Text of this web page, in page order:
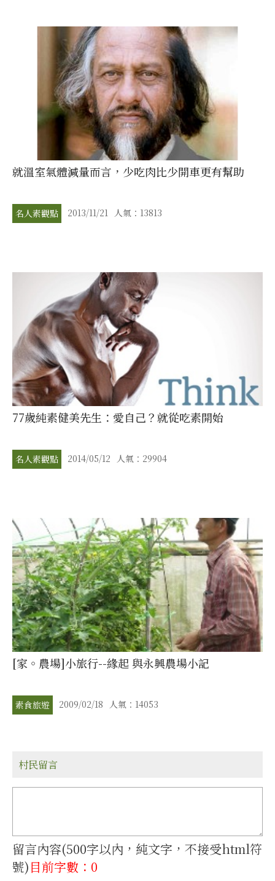
就溫室氣體減量而言，少吃肉比少開車更有幫助
名人素觀點 2013/11/21 人氣：13813
77歲純素健美先生：愛自己？就從吃素開始
名人素觀點 2014/05/12 人氣：29904
[家。農場]小旅行--緣起 與永興農場小記
素食旅遊 2009/02/18 人氣：14053
村民留言
留言內容(500字以內，純文字，不接受html符
號)目前字數：0